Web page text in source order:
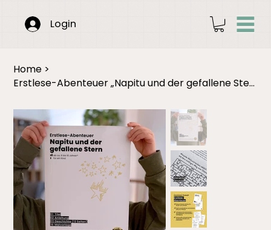
Login
Home >
Erstlese-Abenteuer „Napitu und der gefallene Stern“